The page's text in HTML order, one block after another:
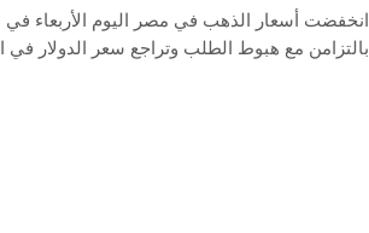
انخفضت أسعار الذهب في مصر اليوم الأربعاء
بالتزامن مع هبوط الطلب وتراجع سعر الدولار في